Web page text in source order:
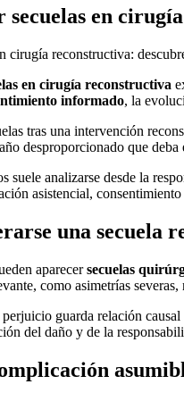
secuelas en
cirugía reconstructiva:
en cirugía reconstructiva
informado, la
tras una intervención
desproporcionado que
suele analizarse desde la
asistencial, consentimiento
una
aparecersecuelas
como asimetrías severas,
guarda relación
del daño y de la